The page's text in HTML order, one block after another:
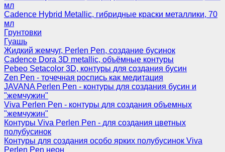
мл
Cadence Hybrid Metallic, гибридные краски металлики, 70
мл
Грунтовки
Гуашь
Жидкий жемчуг, Perlen Pen, создание бусинок
Cadence Dora 3D metallic, объёмные контуры
Pebeo Setacolor 3D, контуры для создания бусин
Zen Pen - точечная роспись как медитация
JAVANA Perlen Pen - контуры для создания бусин и
"жемчужин"
Viva Perlen Pen - контуры для создания объемных
"жемчужин"
Контуры Viva Perlen Pen - для создания цветных
полубусинок
Контуры для создания особо ярких полубусинок Viva
Perlen Pen неон